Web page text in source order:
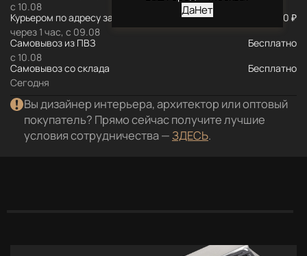
с 10.08
Курьером по адресу за МКАД
через 1 час, с 09.08
590 ₽
Самовывоз из ПВЗ
с 10.08
Бесплатно
Самовывоз со склада
Сегодня
Бесплатно
Вы дизайнер интерьера, архитектор или оптовый
покупатель? Прямо сейчас получите лучшие
условия сотрудничества —ЗДЕСЬ.